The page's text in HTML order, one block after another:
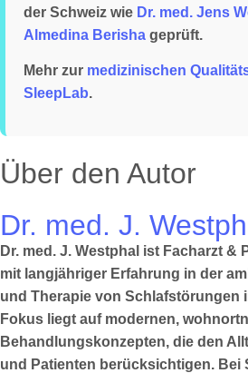
der Schweiz wie Dr. med. Jens
Almedina Berisha geprüft.
Mehr zur medizinischen
SleepLab.
Über den Autor
Dr. med. J.
Dr. med. J. Westphal ist Facharzt &
mit langjähriger Erfahrung in der
und Therapie von Schlafstörungen
Fokus liegt auf modernen,
Behandlungskonzepten, die den
und Patienten berücksichtigen. Bei